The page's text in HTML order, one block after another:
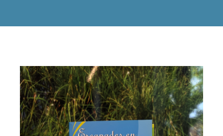
Endecken
Freizeitaktivitäten,
Wanderrouten,
Hotels,
Restaurants